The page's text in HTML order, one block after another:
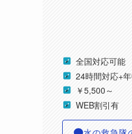
全国対応可能
24時間対応+
￥5,500～
WEB割引有